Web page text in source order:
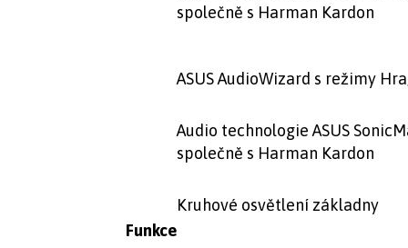
společně s Harman Kardon
Funkce
ASUS AudioWizard s režimy
Audio technologie ASUS
společně s Harman Kardon
Kruhové osvětlení základny